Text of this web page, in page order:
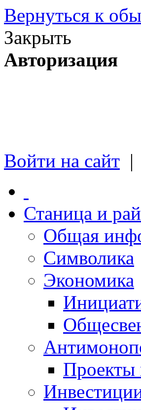
Вернуться к
Закрыть
Авторизация
Войти на сайт |
Станица и
Общая
Символика
Экономика
Проекты